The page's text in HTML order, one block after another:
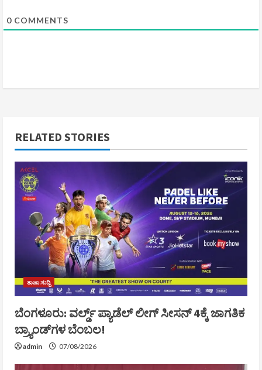
0 COMMENTS
RELATED STORIES
ತಾಜಾ ಸುದ್ದಿ
ಬೆಂಗಳೂರು: ವರ್ಲ್ಡ್ ಪ್ಯಾಡೆಲ್ ಲೀಗ್ ಸೀಸನ್ 4ಕ್ಕೆ ಜಾಗತಿಕ
ಬ್ರ್ಯಾಂಡ್‌ಗಳ ಬೆಂಬಲ!
admin 07/08/2026